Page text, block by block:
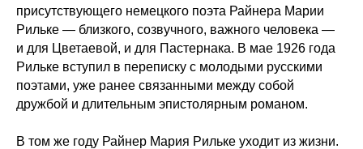
присутствующего немецкого поэта Райнера Марии
Рильке — близкого, созвучного, важного человека —
и для Цветаевой, и для Пастернака. В мае 1926 года
Рильке вступил в переписку с молодыми русскими
поэтами, уже ранее связанными между собой
дружбой и длительным эпистолярным романом.
В том же году Райнер Мария Рильке уходит из жизни.